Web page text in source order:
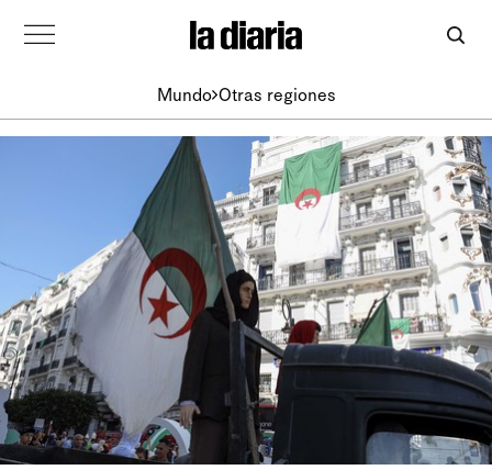
Mundo Otras regiones